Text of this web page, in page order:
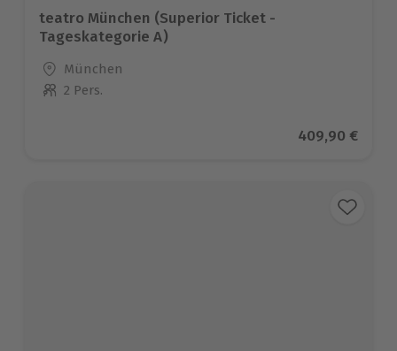
teatro München (Superior Ticket -
Tageskategorie A)
Standort
München
Anzahl der Teilnehmer
2 Pers.
Aktueller
409,90 €